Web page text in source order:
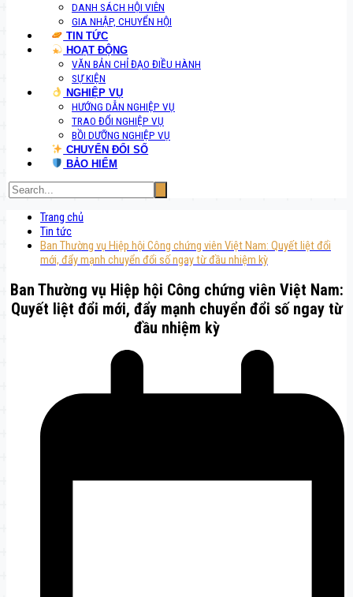
DANH SÁCH HỘI VIÊN
GIA NHẬP, CHUYỂN HỘI
TIN TỨC
HOẠT ĐỘNG
VĂN BẢN CHỈ ĐẠO ĐIỀU HÀNH
SỰ KIỆN
NGHIỆP VỤ
HƯỚNG DẪN NGHIỆP VỤ
TRAO ĐỔI NGHIỆP VỤ
BỒI DƯỠNG NGHIỆP VỤ
CHUYỂN ĐỔI SỐ
BẢO HIỂM
Trang chủ
Tin tức
Ban Thường vụ Hiệp hội Công chứng viên Việt Nam: Quyết liệt đổi
mới, đẩy mạnh chuyển đổi số ngay từ đầu nhiệm kỳ
Ban Thường vụ Hiệp hội Công chứng viên Việt Nam:
Quyết liệt đổi mới, đẩy mạnh chuyển đổi số ngay từ
đầu nhiệm kỳ